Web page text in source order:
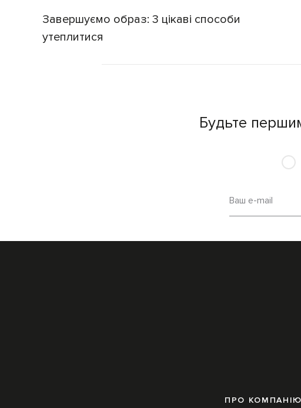
Завершуємо образ: 3 цікаві способи
утеплитися
Будьте
Ваш e-mail
ПРО КОМПАНІЮ